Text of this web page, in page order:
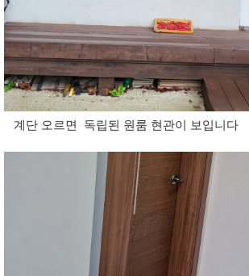
계단 오르면 독립된 원룸 현관이 보입니다